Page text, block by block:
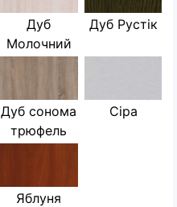
Дуб
Молочний
Дуб Рустік
Дуб сонома
трюфель
Сіра
Яблуня